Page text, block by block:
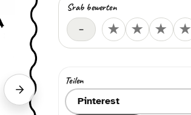
Nächster Srab
Srab bewerten
–
Deine Bewertung★
★
★
★
Teilen